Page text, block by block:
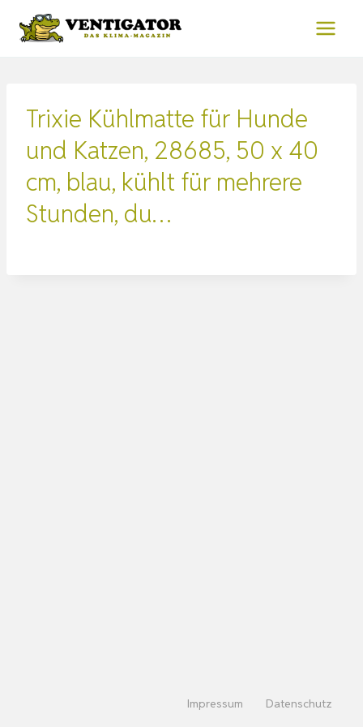
Inhalt
Trixie Kühlmatte für Hunde
und Katzen, 28685, 50 x 40
cm, blau, kühlt für mehrere
Stunden, du…
Impressum Datenschutz